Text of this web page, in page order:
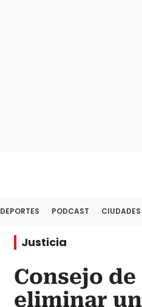
DEPORTES PODCAST CIUDADES
Justicia
Consejo
eliminar